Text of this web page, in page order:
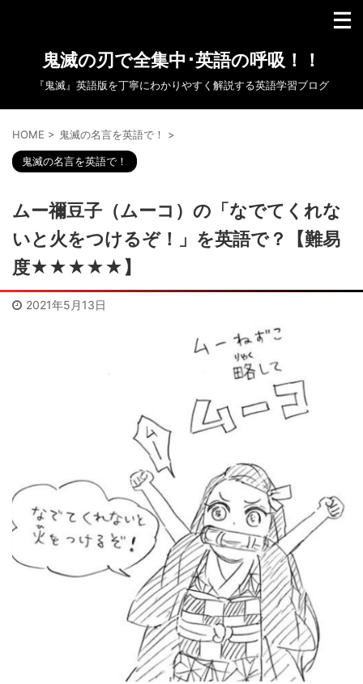
鬼滅の刃で全集中･英語の呼吸！！
『鬼滅』英語版を丁寧にわかりやすく解説する英語学習ブログ
HOME > 鬼滅の名言を英語で！ >
鬼滅の名言を英語で！
ムー禰豆子（ムーコ）の「なでてくれな
いと火をつけるぞ！」を英語で？【難易
度★★★★★】
2021年5月13日